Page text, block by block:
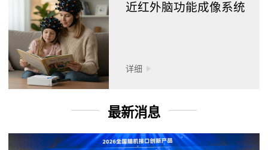
近红外脑功能成像系统
详细
最新消息